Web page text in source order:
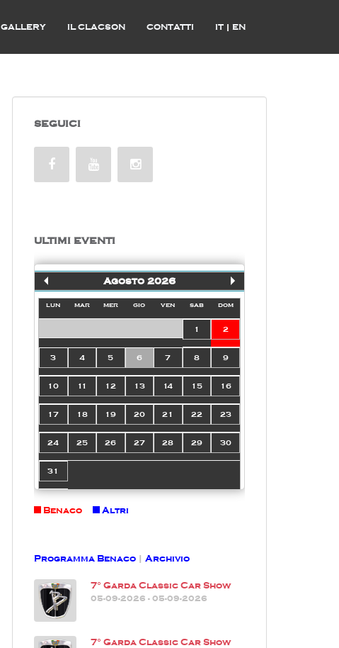
GALLERY IL CLACSON CONTATTI IT | EN
SEGUICI
ULTIMI EVENTI
Agosto 2026
lun mar mer gio ven sab dom
1 2
3 4 5 6 7 8 9
10 11 12 13 14 15 16
17 18 19 20 21 22 23
24 25 26 27 28 29 30
31
Benaco Altri
Programma Benaco | Archivio
7° Garda Classic Car Show
05-09-2026 - 05-09-2026
7° Garda Classic Car Show